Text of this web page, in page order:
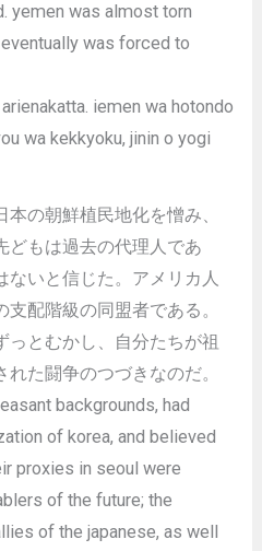
yemen was almost torn
was forced to
iemen wa hotondo
wa kekkyoku, jinin o yogi
の朝鮮植民地化を憎み、
どもは過去の代理人であ
ないと信じた。アメリカ人
配階級の同盟者である。
っとむかし、自分たちが祖
た闘争のつづきなのだ。
backgrounds, had
of korea, and believed
proxies in seoul were
of the future; the
of the japanese, as well